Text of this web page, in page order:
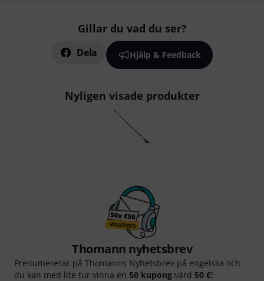
Gillar du vad du ser?
Dela Hjälp & Feedback
Nyligen visade produkter
Thomann nyhetsbrev
Prenumererar på Thomanns Nyhetsbrev på engelska och
du kan med lite tur vinna en 50 kupong värd 50 €!